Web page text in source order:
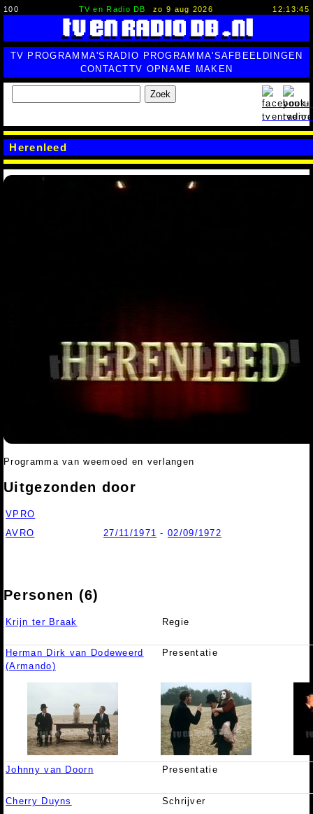
100 TV en Radio DB zo 9 aug 2026 12:13:47
TV PROGRAMMA'S RADIO PROGRAMMA'SAFBEELDINGEN
CONTACTTV OPNAME MAKEN
Zoek
Herenleed
Programma van weemoed en verlangen
Uitgezonden door
VPRO
AVRO
27/11/1971 -02/09/1972
Personen (6)
Krijn ter Braak Regie
Herman Dirk van Dodeweerd
(Armando)
Presentatie
Johnny van Doorn Presentatie
Cherry Duyns Schrijver